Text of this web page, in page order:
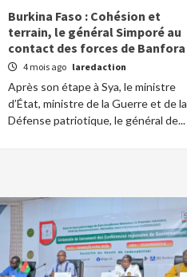
Burkina Faso : Cohésion et
terrain, le général Simporé au
contact des forces de Banfora
4 mois ago laredaction
Après son étape à Sya, le ministre
d’État, ministre de la Guerre et de la
Défense patriotique, le général de...